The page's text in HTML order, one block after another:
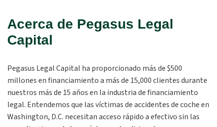
Acerca de Pegasus Legal
Capital
Pegasus Legal Capital ha proporcionado más de $500
millones en financiamiento a más de 15,000 clientes durante
nuestros más de 15 años en la industria de financiamiento
legal. Entendemos que las víctimas de accidentes de coche en
Washington, D.C. necesitan acceso rápido a efectivo sin las